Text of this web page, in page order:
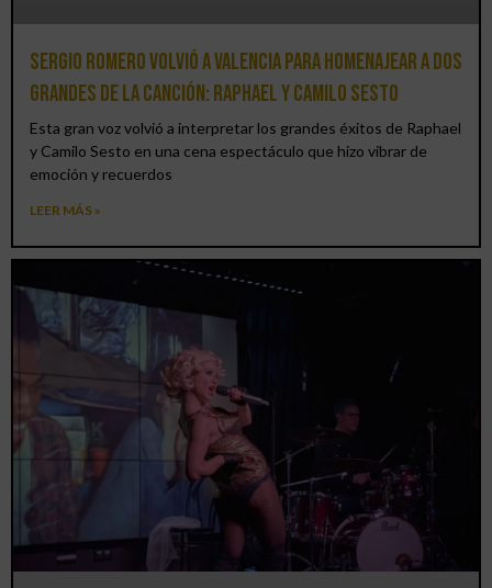
Sergio Romero volvió a Valencia para homenajear a dos
grandes de la canción: Raphael y Camilo Sesto
Esta gran voz volvió a interpretar los grandes éxitos de Raphael
y Camilo Sesto en una cena espectáculo que hizo vibrar de
emoción y recuerdos
LEER MÁS »